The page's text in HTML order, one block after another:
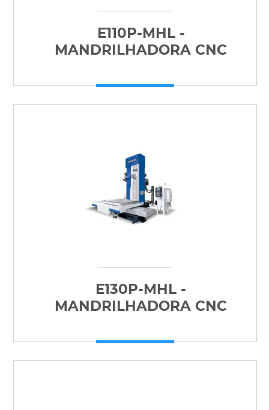
E110P-MHL -
MANDRILHADORA CNC
E130P-MHL -
MANDRILHADORA CNC